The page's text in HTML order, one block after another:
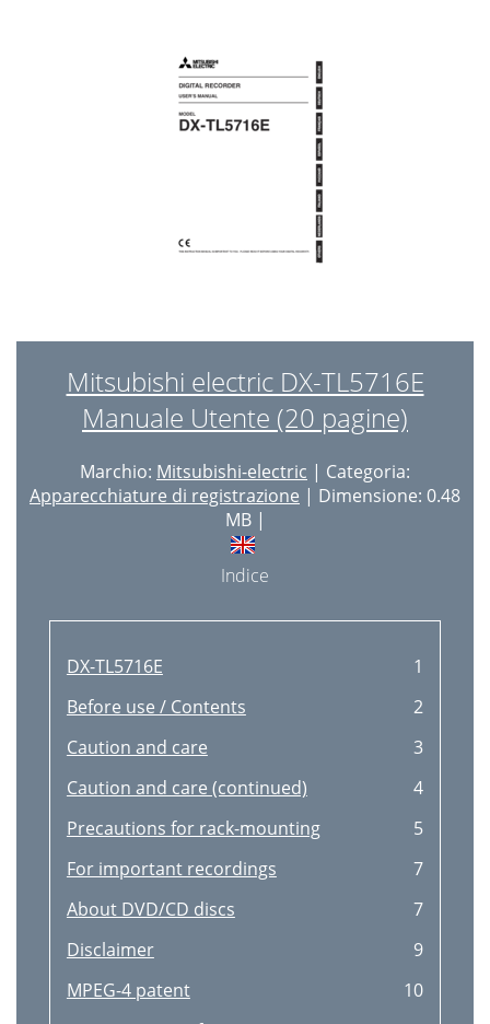
Mitsubishi electric DX-TL5716E
Manuale Utente (20 pagine)
Marchio: Mitsubishi-electric | Categoria:
Apparecchiature di registrazione | Dimensione: 0.48
MB |
Indice
DX-TL5716E
1
Before use / Contents
2
Caution and care
3
Caution and care (continued)
4
Precautions for rack-mounting
5
For important recordings
7
About DVD/CD discs
7
Disclaimer
9
MPEG-4 patent
10